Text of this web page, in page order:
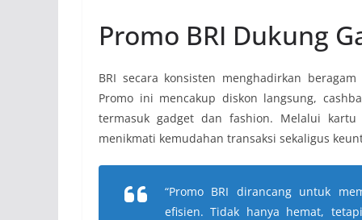
Promo BRI Dukung
BRI secara konsisten menghadirkan
Promo ini mencakup diskon langsung,
termasuk gadget dan fashion. Melalui
menikmati kemudahan transaksi sekaligus
“Promo BRI dirancang untuk
efisien. Tidak hanya hemat,